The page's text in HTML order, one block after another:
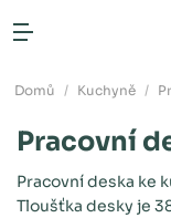
Otevřít menu
Domů Kuchyně
Pracovní
Pracovní deska ke
Tloušťka desky je